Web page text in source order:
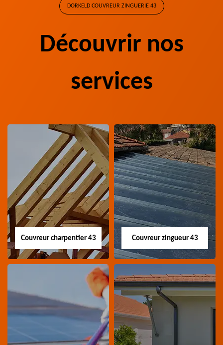
DORKELD COUVREUR ZINGUERIE 43
Découvrir nos
services
Couvreur charpentier 43
Couvreur
charpentier 43
Artisan couvreur
Couvreur zingueur 43
Couvreur zingueur
Artisan couvreur